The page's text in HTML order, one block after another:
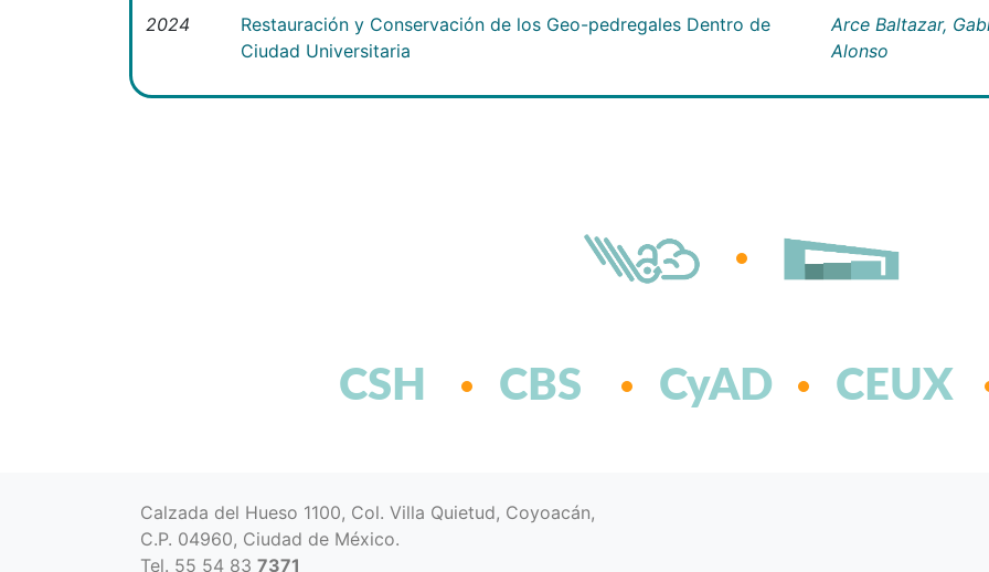
2024
Restauración y Conservación de los Geo-pedregales Dentro de
Ciudad Universitaria
Arce Baltazar,
Alonso
CSH CBS CyAD CEUX
Calzada del Hueso 1100, Col. Villa Quietud, Coyoacán,
C.P. 04960, Ciudad de México.
Tel. 55 54 83 7371